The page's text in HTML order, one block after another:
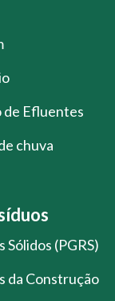
de Efluentes
chuva
(PGRS)
da Construção